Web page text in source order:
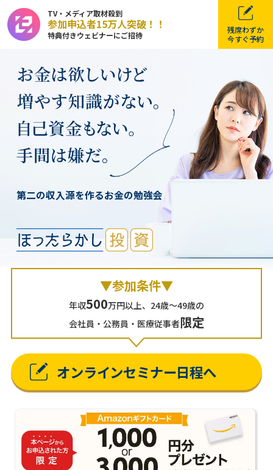
TV・メディア取材殺到
参加申込者15万人突破！！
特典付きウェビナーにご招待
残席わずか
今すぐ予約
第二の収入源を作るお金の勉強会
▼参加条件▼
年収500万円以上、24歳～49歳の
会社員・公務員・医療従事者限定
オンラインセミナー日程へ